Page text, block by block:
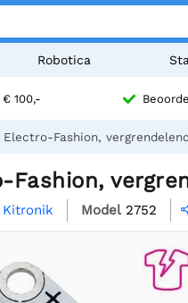
Robotica
100,-
Fashion,
Fashion,
Kitronik Model 2752